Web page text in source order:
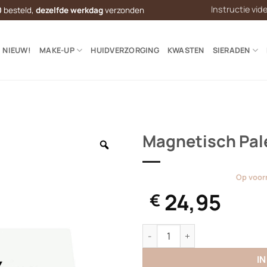
besteld, dezelfde werkdagverzonden Instructie
NIEUW! MAKE-UP HUIDVERZORGING KWASTEN SIERADEN
Magnetisch
€ 24,95
Op
Magnetisch Palette Middel